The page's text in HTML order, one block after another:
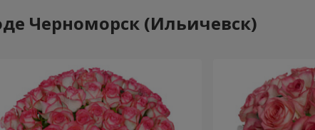
Черноморск (Ильичевск)